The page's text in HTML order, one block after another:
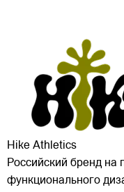
Hike Athletics
Российский бренд на
функционального